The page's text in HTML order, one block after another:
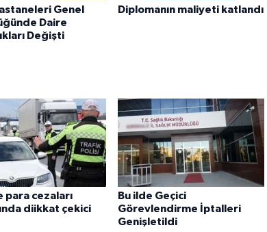
Genel
Daire
Değişti
Diplomanın maliyeti katlandı
para cezaları
diikkat çekici
Bu ilde Geçici
Görevlendirme İptalleri
Genişletildi